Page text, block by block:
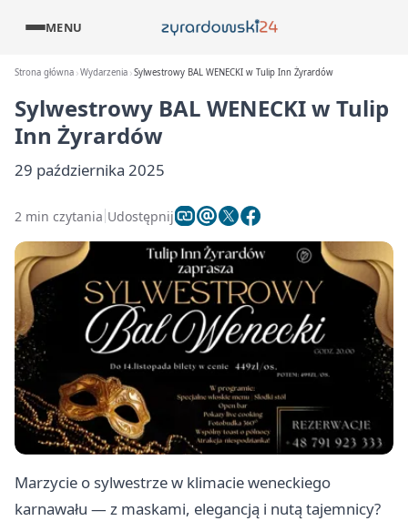
MENU
Strona główna Wydarzenia Sylwestrowy BAL WENECKI w Tulip Inn Żyrardów
Sylwestrowy BAL WENECKI w Tulip
Inn Żyrardów
29 października 2025
2 min czytania Udostępnij
Marzycie o sylwestrze w klimacie weneckiego
karnawału — z maskami, elegancją i nutą tajemnicy?